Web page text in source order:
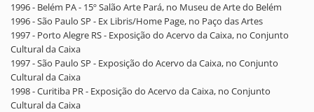
1996 - Belém PA - 15º Salão Arte Pará, no Museu de Arte do Belém
1996 - São Paulo SP - Ex Libris/Home Page, no Paço das Artes
1997 - Porto Alegre RS - Exposição do Acervo da Caixa, no Conjunto
Cultural da Caixa
1997 - São Paulo SP - Exposição do Acervo da Caixa, no Conjunto
Cultural da Caixa
1998 - Curitiba PR - Exposição do Acervo da Caixa, no Conjunto
Cultural da Caixa